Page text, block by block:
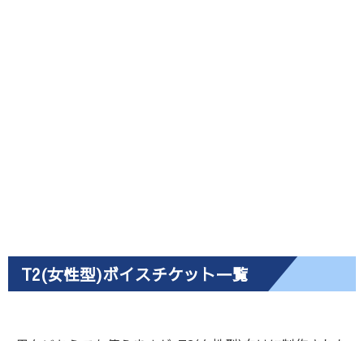
T2(女性型)ボイスチケット一覧